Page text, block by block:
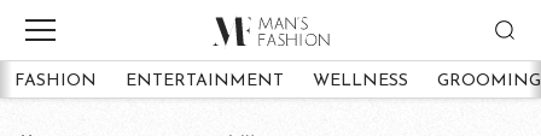
FASHION ENTERTAINMENT WELLNESS GROOMING